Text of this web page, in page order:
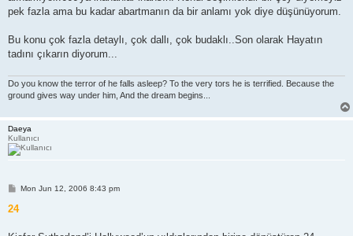
pek fazla ama bu kadar abartmanın da bir anlamı yok diye düşünüyorum.
Bu konu çok fazla detaylı, çok dallı, çok budaklı..Son olarak Hayatın
tadını çıkarın diyorum...
Do you know the terror of he falls asleep? To the very tors he is terrified. Because the
ground gives way under him, And the dream begins...
Daeya
Kullanıcı
P
s
Mon Jun 12, 2006 8:43 pm
24